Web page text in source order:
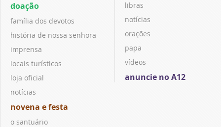
doação
família dos devotos
história de nossa senhora
imprensa
locais turísticos
loja oficial
notícias
novena e festa
o santuário
libras
notícias
orações
papa
vídeos
anuncie no A12